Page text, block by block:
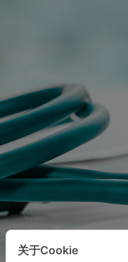
关于Cookie